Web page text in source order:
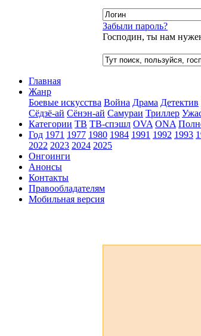
Забыли пароль?
Господин, ты нам
Главная
Жанр
Боевые искусства Война Драма Детектив
Сёдзё-ай Сёнэн-ай Самураи Триллер
Категории ТВ ТВ-спэшл OVA ONA
Год 1971 1977 1980 1984 1991 1992 1993
2022 2023 2024 2025
Онгоинги
Анонсы
Контакты
Правообладателям
Мобильная версия